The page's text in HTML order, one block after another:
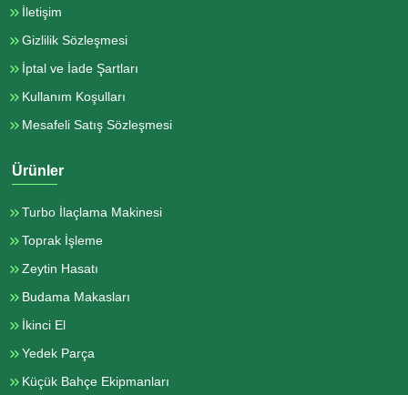
İletişim
Gizlilik Sözleşmesi
İptal ve İade Şartları
Kullanım Koşulları
Mesafeli Satış Sözleşmesi
Ürünler
Turbo İlaçlama Makinesi
Toprak İşleme
Zeytin Hasatı
Budama Makasları
İkinci El
Yedek Parça
Küçük Bahçe Ekipmanları